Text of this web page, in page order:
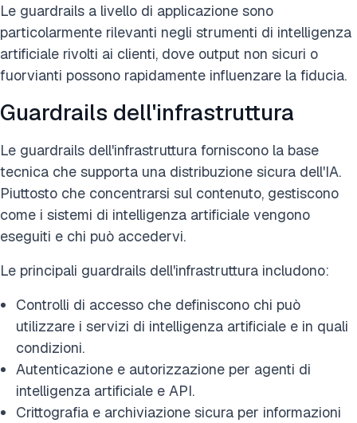
Le guardrails a livello di applicazione sono
particolarmente rilevanti negli strumenti di intelligenza
artificiale rivolti ai clienti, dove output non sicuri o
fuorvianti possono rapidamente influenzare la fiducia.
Guardrails dell'infrastruttura
Le guardrails dell'infrastruttura forniscono la base
tecnica che supporta una distribuzione sicura dell'IA.
Piuttosto che concentrarsi sul contenuto, gestiscono
come i sistemi di intelligenza artificiale vengono
eseguiti e chi può accedervi.
Le principali guardrails dell'infrastruttura includono:
Controlli di accesso che definiscono chi può
utilizzare i servizi di intelligenza artificiale e in quali
condizioni.
Autenticazione e autorizzazione per agenti di
intelligenza artificiale e API.
Crittografia e archiviazione sicura per informazioni